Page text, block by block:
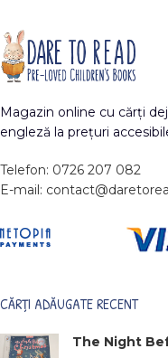
Magazin online cu cărți
engleză la prețuri
Telefon: 0726 207 082
E-mail:
CĂRȚI ADĂUGATE RECENT
The Night